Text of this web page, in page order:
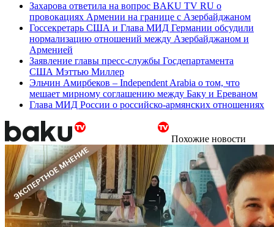
Захарова ответила на вопрос BAKU TV RU о
провокациях Армении на границе с Азербайджаном
Госсекретарь США и Глава МИД Германии обсудили
нормализацию отношений между Азербайджаном и
Арменией
Заявление главы пресс-службы Госдепартамента
США Мэттью Миллер
Эльчин Амирбеков – Independent Arabia о том, что
мешает мирному соглашению между Баку и Ереваном
Глава МИД России о российско-армянских отношениях
Похожие новости